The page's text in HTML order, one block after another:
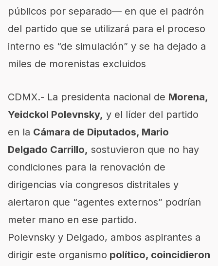
públicos por separado— en que el padrón
del partido que se utilizará para el proceso
interno es “de simulación” y se ha dejado a
miles de morenistas excluidos
CDMX.- La presidenta nacional de Morena,
Yeidckol Polevnsky, y el líder del partido
en la Cámara de Diputados, Mario
Delgado Carrillo, sostuvieron que no hay
condiciones para la renovación de
dirigencias vía congresos distritales y
alertaron que “agentes externos” podrían
meter mano en ese partido.
Polevnsky y Delgado, ambos aspirantes a
dirigir este organismo político, coincidieron